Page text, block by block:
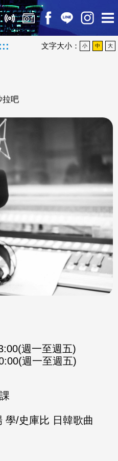
::: 文字大小： 小 中 大
拉吧
週一至週五)
週一至週五)
學/史庫比 日韓歌曲